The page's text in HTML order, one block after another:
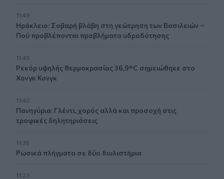
11:49
Ηράκλειο: Σοβαρή βλάβη στη γεώτρηση των Βασιλειών –
Πού προβλέπονται προβλήματα υδροδότησης
11:43
Ρεκόρ υψηλής θερμοκρασίας 36,9°C σημειώθηκε στο
Χονγκ Κονγκ
11:40
Πανηγύρια: Γλέντι, χορός αλλά και προσοχή στις
τροφικές δηλητηριάσεις
11:35
Ρωσικά πλήγματα σε δύο διυλιστήρια
11:23